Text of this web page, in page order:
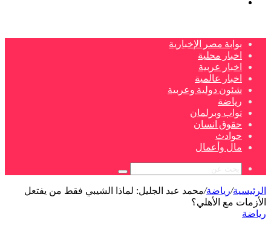
بوابة مصر الإخبارية
اخبار محلية
اخبار عربية
اخبار عالمية
شئون دولية وعربية
رياضة
نواب وبرلمان
حقوق انسان
حوادث
مال وأعمال
بحث
عن
الرئيسية/رياضة/محمد عبد الجليل: لماذا الشيبي فقط من يفتعل
الأزمات مع الأهلي؟
رياضة